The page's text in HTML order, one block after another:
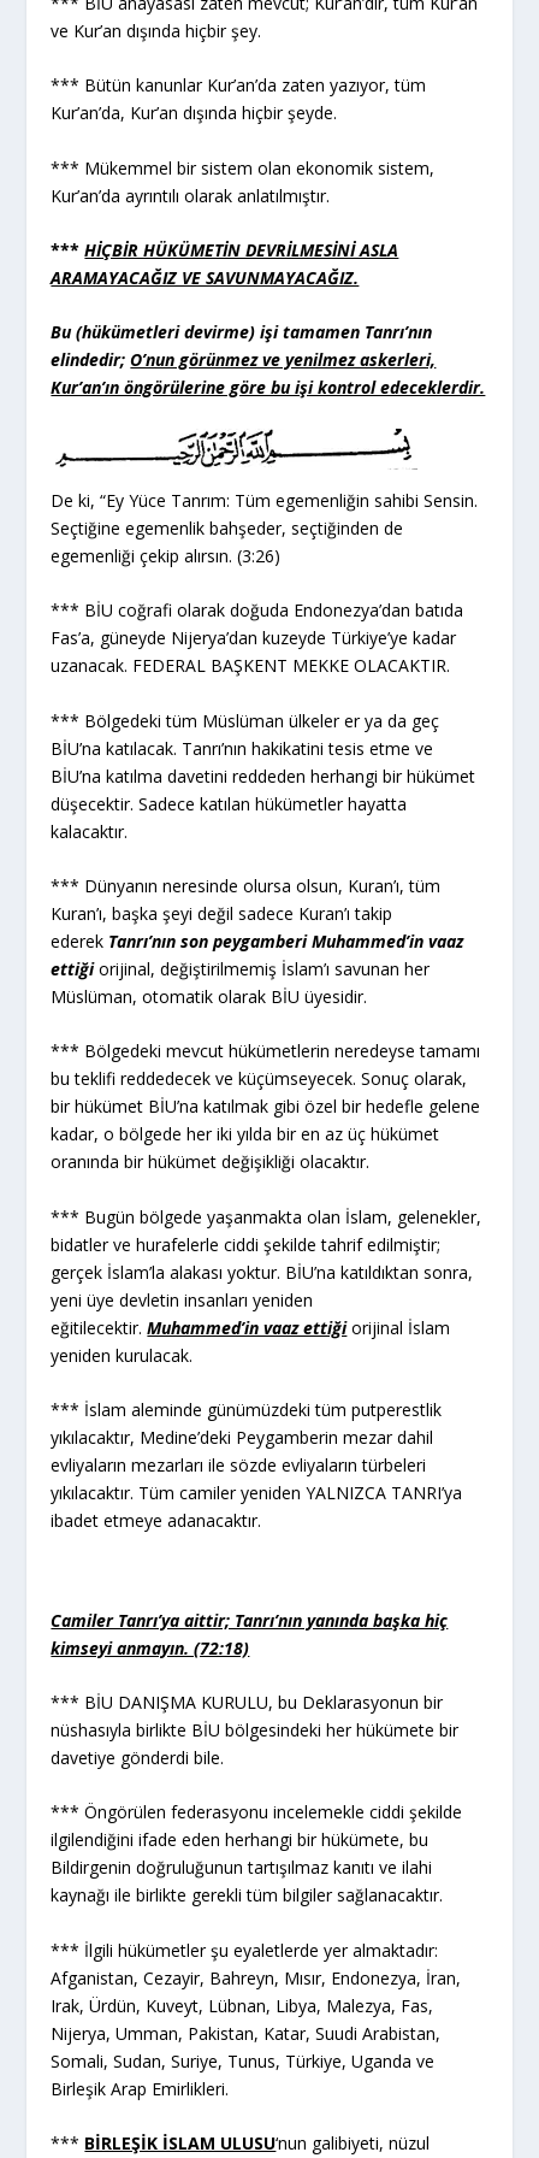
ve Kur’an dışında hiçbir şey.
*** Bütün kanunlar Kur’an’da zaten yazıyor, tüm
Kur’an’da, Kur’an dışında hiçbir şeyde.
*** Mükemmel bir sistem olan ekonomik sistem,
Kur’an’da ayrıntılı olarak anlatılmıştır.
***HİÇBİR HÜKÜMETİN DEVRİLMESİNİ ASLA
ARAMAYACAĞIZ VE SAVUNMAYACAĞIZ.
Bu (hükümetleri devirme) işi tamamen Tanrı’nın
elindedir;O’nun görünmez ve yenilmez askerleri,
Kur’an’ın öngörülerine göre bu işi kontrol edeceklerdir.
De ki, “Ey Yüce Tanrım: Tüm egemenliğin sahibi Sensin.
Seçtiğine egemenlik bahşeder, seçtiğinden de
egemenliği çekip alırsın. (3:26)
*** BİU coğrafi olarak doğuda Endonezya’dan batıda
Fas’a, güneyde Nijerya’dan kuzeyde Türkiye’ye kadar
uzanacak. FEDERAL BAŞKENT MEKKE OLACAKTIR.
*** Bölgedeki tüm Müslüman ülkeler er ya da geç
BİU’na katılacak. Tanrı’nın hakikatini tesis etme ve
BİU’na katılma davetini reddeden herhangi bir hükümet
düşecektir. Sadece katılan hükümetler hayatta
kalacaktır.
*** Dünyanın neresinde olursa olsun, Kuran’ı, tüm
Kuran’ı, başka şeyi değil sadece Kuran’ı takip
ederek Tanrı’nın son peygamberi Muhammed’in vaaz
ettiğiorijinal, değiştirilmemiş İslam’ı savunan her
Müslüman, otomatik olarak BİU üyesidir.
*** Bölgedeki mevcut hükümetlerin neredeyse tamamı
bu teklifi reddedecek ve küçümseyecek. Sonuç olarak,
bir hükümet BİU’na katılmak gibi özel bir hedefle gelene
kadar, o bölgede her iki yılda bir en az üç hükümet
oranında bir hükümet değişikliği olacaktır.
*** Bugün bölgede yaşanmakta olan İslam, gelenekler,
bidatler ve hurafelerle ciddi şekilde tahrif edilmiştir;
gerçek İslam’la alakası yoktur. BİU’na katıldıktan sonra,
yeni üye devletin insanları yeniden
eğitilecektir.Muhammed’in vaaz ettiğiorijinal İslam
yeniden kurulacak.
*** İslam aleminde günümüzdeki tüm putperestlik
yıkılacaktır, Medine’deki Peygamberin mezar dahil
evliyaların mezarları ile sözde evliyaların türbeleri
yıkılacaktır. Tüm camiler yeniden YALNIZCA TANRI’ya
ibadet etmeye adanacaktır.
Camiler Tanrı’ya aittir; Tanrı’nın yanında başka hiç
kimseyi anmayın. (72:18)
*** BİU DANIŞMA KURULU, bu Deklarasyonun bir
nüshasıyla birlikte BİU bölgesindeki her hükümete bir
davetiye gönderdi bile.
*** Öngörülen federasyonu incelemekle ciddi şekilde
ilgilendiğini ifade eden herhangi bir hükümete, bu
Bildirgenin doğruluğunun tartışılmaz kanıtı ve ilahi
kaynağı ile birlikte gerekli tüm bilgiler sağlanacaktır.
*** İlgili hükümetler şu eyaletlerde yer almaktadır:
Afganistan, Cezayir, Bahreyn, Mısır, Endonezya, İran,
Irak, Ürdün, Kuveyt, Lübnan, Libya, Malezya, Fas,
Nijerya, Umman, Pakistan, Katar, Suudi Arabistan,
Somali, Sudan, Suriye, Tunus, Türkiye, Uganda ve
Birleşik Arap Emirlikleri.
*** BİRLEŞİK İSLAM ULUSU‘nun galibiyeti, nüzul